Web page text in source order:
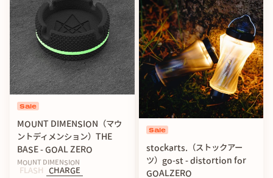
Sale
MOUNT DIMENSION（マウ
ントディメンション）THE
BASE - GOAL ZERO
MOUNT DIMENSION
FLASH CHARGE
Sale
stockarts.（ストックアー
ツ）go-st - distortion for
GOALZERO